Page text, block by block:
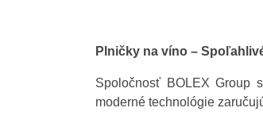
Plničky na víno –
Spoločnosť BOLEX Group
moderné technológie